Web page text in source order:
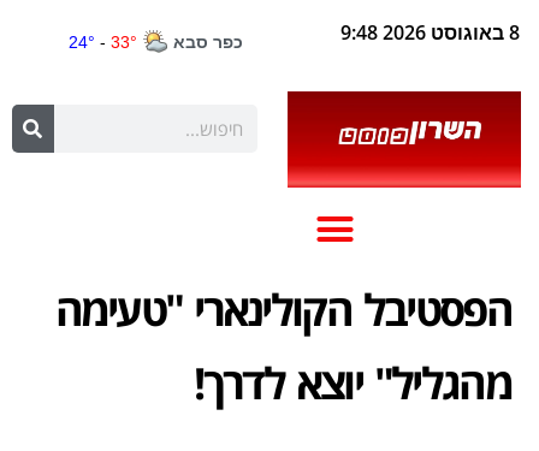
8 באוגוסט 2026 9:48
הפסטיבל הקולינארי "טעימה
מהגליל" יוצא לדרך!